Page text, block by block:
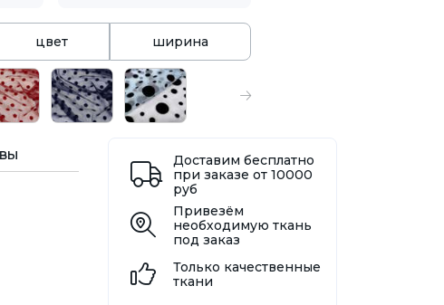
цвет ширина
Доставим бесплатно
при заказе от 10000
руб
Привезём
необходимую ткань
под заказ
Только качественные
ткани